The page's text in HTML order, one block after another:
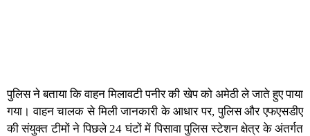
पुलिस ने बताया कि वाहन मिलावटी पनीर की खेप को अमेठी ले जाते हुए पाया
गया। वाहन चालक से मिली जानकारी के आधार पर, पुलिस और एफएसडीए
की संयुक्त टीमों ने पिछले 24 घंटों में पिसावा पुलिस स्टेशन क्षेत्र के अंतर्गत